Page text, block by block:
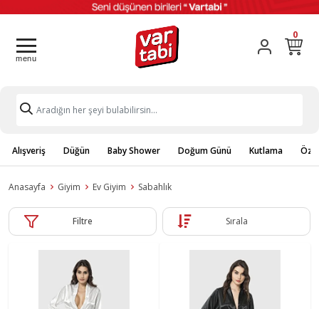
0
Alışveriş Düğün Baby Shower Doğum Günü Kutlama
Anasayfa Giyim Ev Giyim Sabahlık
Filtre Sırala